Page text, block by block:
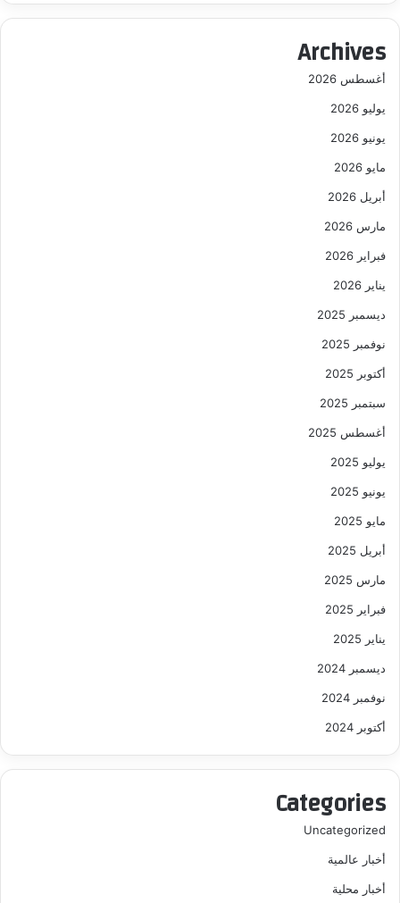
Archives
أغسطس 2026
يوليو 2026
يونيو 2026
مايو 2026
أبريل 2026
مارس 2026
فبراير 2026
يناير 2026
ديسمبر 2025
نوفمبر 2025
أكتوبر 2025
سبتمبر 2025
أغسطس 2025
يوليو 2025
يونيو 2025
مايو 2025
أبريل 2025
مارس 2025
فبراير 2025
يناير 2025
ديسمبر 2024
نوفمبر 2024
أكتوبر 2024
Categories
Uncategorized
أخبار عالمية
أخبار محلية